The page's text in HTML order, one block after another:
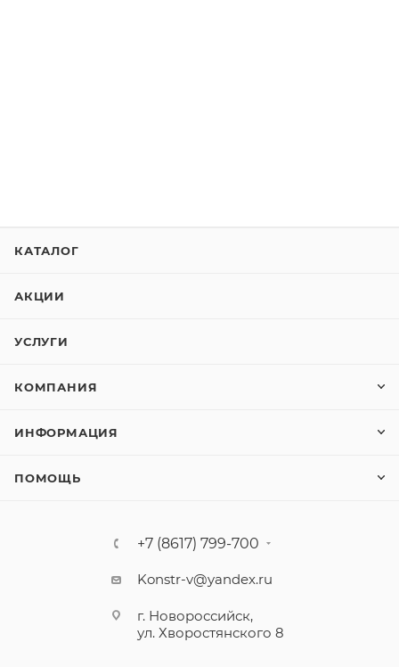
КАТАЛОГ
АКЦИИ
УСЛУГИ
КОМПАНИЯ
ИНФОРМАЦИЯ
ПОМОЩЬ
+7 (8617) 799-700
Konstr-v@yandex.ru
г. Новороссийск,
ул. Хворостянского 8